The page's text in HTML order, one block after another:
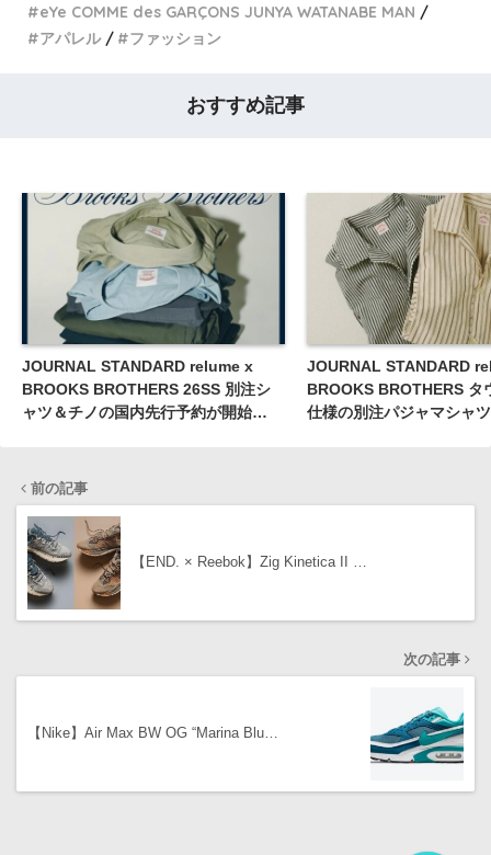
eYe COMME des GARÇONS JUNYA WATANABE MAN
アパレル
ファッション
おすすめ記事
JOURNAL STANDARD relume x
BROOKS BROTHERS 26SS 別注シ
ャツ＆チノの国内先行予約が開始
JOURNAL STANDARD
BROOKS BROTHERS タ
仕様の別注パジャマシャ
前の記事
【END. × Reebok】Zig Kinetica II …
次の記事
【Nike】Air Max BW OG “Marina Blu…